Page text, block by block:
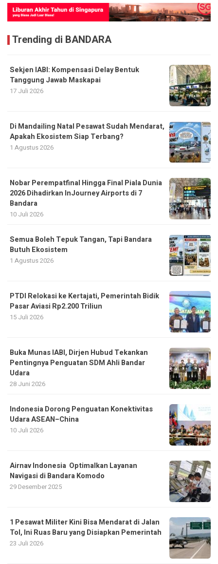
Trending di BANDARA
Sekjen IABI: Kompensasi Delay Bentuk
Tanggung Jawab Maskapai
17 Juli 2026
Di Mandailing Natal Pesawat Sudah Mendarat,
Apakah Ekosistem Siap Terbang?
1 Agustus 2026
Nobar Perempatfinal Hingga Final Piala Dunia
2026 Dihadirkan InJourney Airports di 7
Bandara
10 Juli 2026
Semua Boleh Tepuk Tangan, Tapi Bandara
Butuh Ekosistem
1 Agustus 2026
PTDI Relokasi ke Kertajati, Pemerintah Bidik
Pasar Aviasi Rp2.200 Triliun
15 Juli 2026
Buka Munas IABI, Dirjen Hubud Tekankan
Pentingnya Penguatan SDM Ahli Bandar
Udara
28 Juni 2026
Indonesia Dorong Penguatan Konektivitas
Udara ASEAN–China
10 Juli 2026
Airnav Indonesia Optimalkan Layanan
Navigasi di Bandara Komodo
29 Desember 2025
1 Pesawat Militer Kini Bisa Mendarat di Jalan
Tol, Ini Ruas Baru yang Disiapkan Pemerintah
23 Juli 2026